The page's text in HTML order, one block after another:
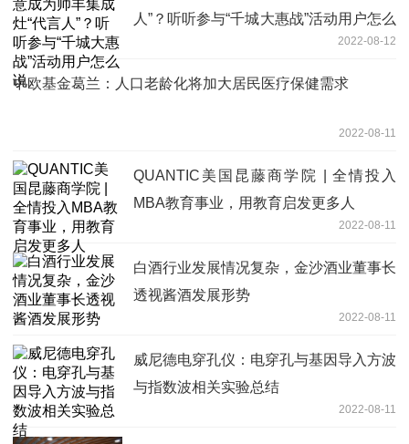
人”？听听参与“千城大惠战”活动用户怎么
2022-08-12
中欧基金葛兰：人口老龄化将加大居民医疗保健需求
2022-08-11
QUANTIC美国昆藤商学院 | 全情投入
MBA教育事业，用教育启发更多人
2022-08-11
白酒行业发展情况复杂，金沙酒业董事长
透视酱酒发展形势
2022-08-11
威尼德电穿孔仪：电穿孔与基因导入方波
与指数波相关实验总结
2022-08-11